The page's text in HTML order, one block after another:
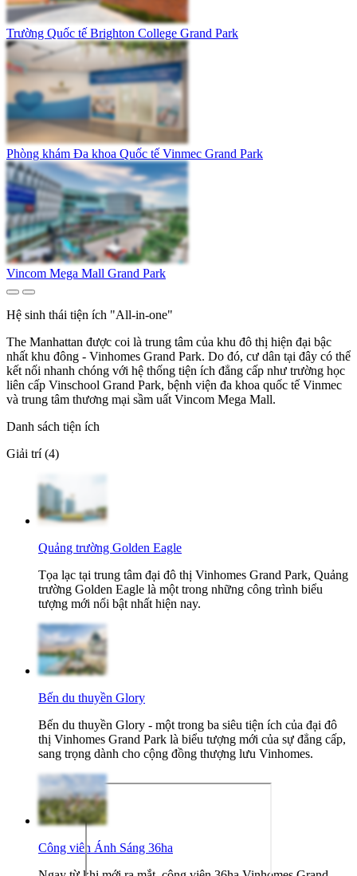
Trường Quốc tế Brighton College Grand Park
Phòng khám Đa khoa Quốc tế Vinmec Grand Park
Vincom Mega Mall Grand Park
Hệ sinh thái tiện ích "All-in-one"
The Manhattan được coi là trung tâm của khu đô thị hiện đại bậc
nhất khu đông - Vinhomes Grand Park. Do đó, cư dân tại đây có thể
kết nối nhanh chóng với hệ thống tiện ích đẳng cấp như trường học
liên cấp Vinschool Grand Park, bệnh viện đa khoa quốc tế Vinmec
và trung tâm thương mại sầm uất Vincom Mega Mall.
Danh sách tiện ích
Giải trí (4)
Quảng trường Golden Eagle
Tọa lạc tại trung tâm đại đô thị Vinhomes Grand Park, Quảng
trường Golden Eagle là một trong những công trình biểu
tượng mới nổi bật nhất hiện nay.
Bến du thuyền Glory
Bến du thuyền Glory - một trong ba siêu tiện ích của đại đô
thị Vinhomes Grand Park là biểu tượng mới của sự đẳng cấp,
sang trọng dành cho cộng đồng thượng lưu Vinhomes.
Công viên Ánh Sáng 36ha